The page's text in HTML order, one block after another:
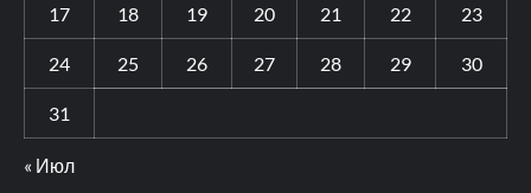
17 18 19 20 21 22 23
24 25 26 27 28 29 30
31
« Июл